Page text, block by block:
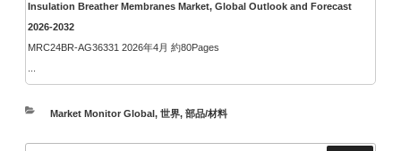
Insulation Breather Membranes Market, Global Outlook and Forecast
2026-2032
MRC24BR-AG36331 2026年4月 約80Pages
カ
Market Monitor Global, 世界, 部品/材料